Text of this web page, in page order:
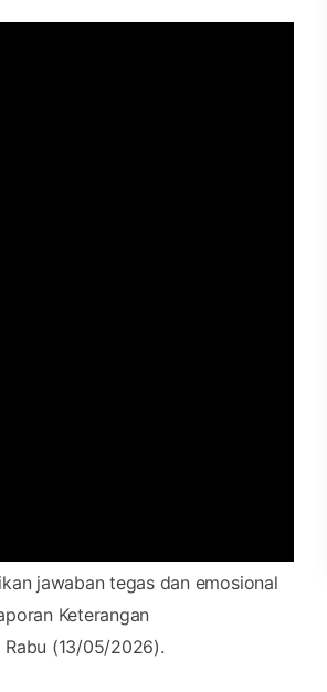
jawaban tegas dan emosional
Keterangan
Rabu (13/05/2026).